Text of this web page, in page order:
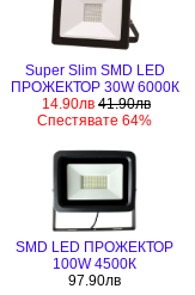
Super Slim SMD LED
ПРОЖЕКТОР 30W 6000К
14.90лв 41.90лв
Спестявате 64%
SMD LED ПРОЖЕКТОР
100W 4500К
97.90лв